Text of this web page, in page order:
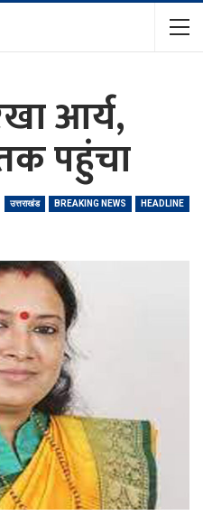
आर्य,
पहुंचा
उत्तराखंड BREAKING NEWS HEADLINE